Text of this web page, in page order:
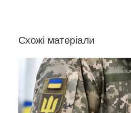
Схожі матеріали